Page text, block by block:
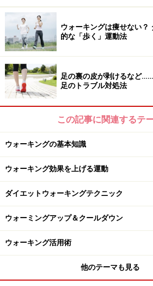
■ジェル
（利点）肌なじみが良い （欠点）汗
い
■スプレー
（利点）メイクの上からも使える、屋
きる
（欠点）肌密着が弱い
（欠点）均一になりにくい、衣類につき
■シート
（利点）持ち運びやすい、手軽に使える
（欠点）落ちやすいので長時間効果を
い力を入れるので肌ダメージがある
夏ウォーキングの際は、汗をかいても
ウォーキングは痩せない？
的な「歩く」運動法
足の裏の皮が剥けるなど
足のトラブル対処法
この記事に関連するテ
ウォーキングの基本知識
ウォーキング効果を上げる運動
ダイエットウォーキングテクニック
ウォーミングアップ＆クールダウン
ウォーキング活用術
他のテーマも見る